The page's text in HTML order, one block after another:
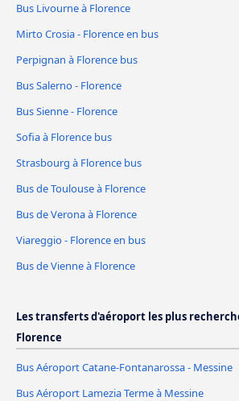
Bus Livourne à Florence
Mirto Crosia - Florence en bus
Perpignan à Florence bus
Bus Salerno - Florence
Bus Sienne - Florence
Sofia à Florence bus
Strasbourg à Florence bus
Bus de Toulouse à Florence
Bus de Verona à Florence
Viareggio - Florence en bus
Bus de Vienne à Florence
Les transferts d'aéroport les plus
Florence
Bus Aéroport Catane-Fontanarossa - Messine
Bus Aéroport Lamezia Terme à Messine